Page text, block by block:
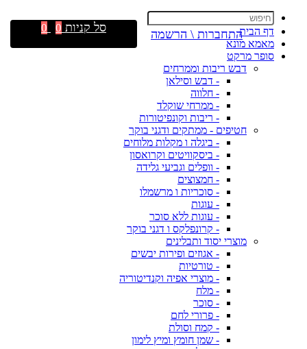
דף הבית
מאמא מונא
סופר מרקט
דבש ריבות וממרחים
- דבש וסילאן
- חלווה
- ממרחי שוקלד
- ריבות וקונפיטורות
חטיפים - ממתקים ודגני בוקר
- ביגלה ו מקלות מלוחים
- ביסקוויטים וקרואסון
- וופלים וגביעי גלידה
- חמצוצים
- סוכריות ו מרשמלו
- עוגות
- עוגות ללא סוכר
- קרונפלקס ו דגני בוקר
מוצרי יסוד ותבלינים
- אגוזים ופירות יבשים
- טורטיות
- מוצרי אפיה וקנדיטוריה
- מלח
- סוכר
- פרורי לחם
- קמח וסולת
- שמן חומץ ומיץ לימון
התחברות \ הרשמה סל קניות 0
0